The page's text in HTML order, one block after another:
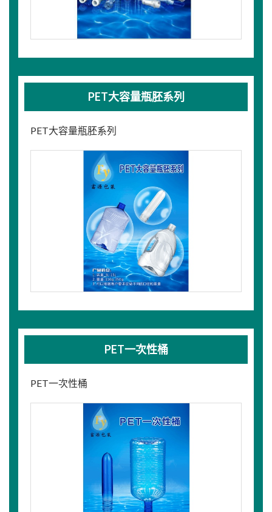
PET大容量瓶胚系列
PET大容量瓶胚系列
PET一次性桶
PET一次性桶